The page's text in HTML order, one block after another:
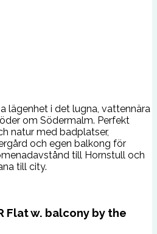
lägenhet i det lugna, vattennära
om Södermalm. Perfekt
natur med badplatser,
och egen balkong för
till Hornstull och
till city.
Flat w. balcony by the